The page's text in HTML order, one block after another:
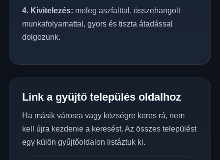
4. Kivitelezés: meleg aszfalttal, összehangolt
munkafolyamattal, gyors és tiszta átadással
dolgozunk.
Link a gyűjtő település oldalhoz
Ha másik városra vagy községre keres rá, nem
kell újra kezdenie a keresést. Az összes települést
egy külön gyűjtőoldalon listáztuk ki.